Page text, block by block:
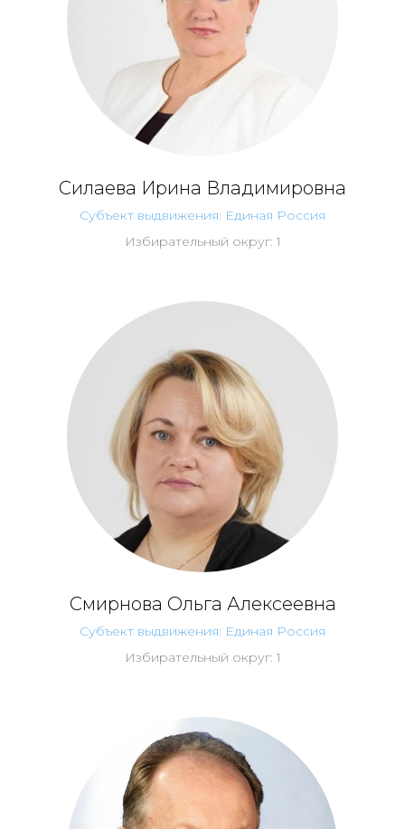
Силаева Ирина Владимировна
Субъект выдвижения: Единая Россия
Избирательный округ: 1
Смирнова Ольга Алексеевна
Субъект выдвижения: Единая Россия
Избирательный округ: 1